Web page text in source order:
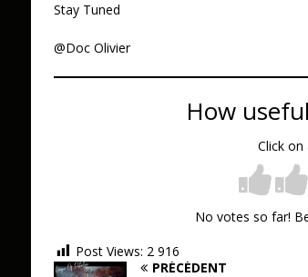
Stay Tuned
@Doc Olivier
How
Click
No votes so far!
Post Views: 2 916
PRÉCÉDENT